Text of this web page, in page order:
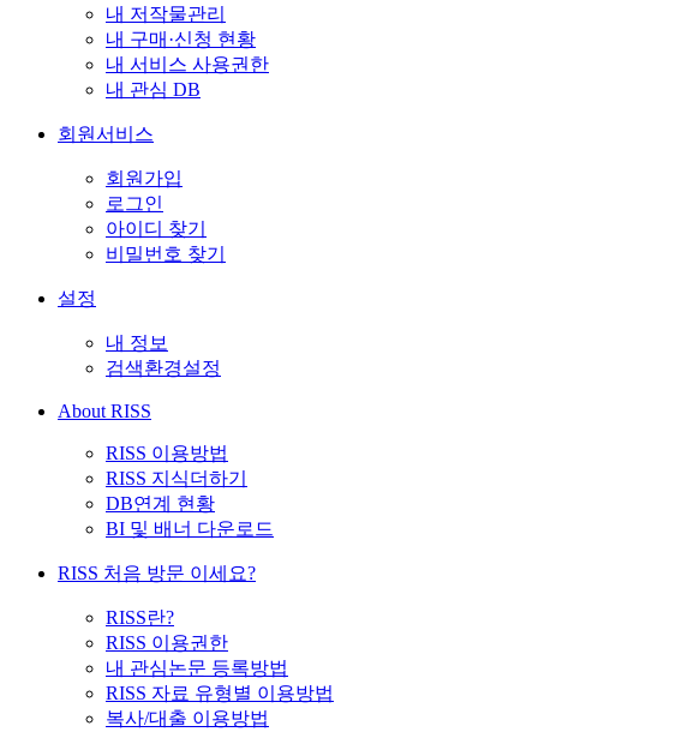
내 저작물관리
내 구매·신청 현황
내 서비스 사용권한
내 관심 DB
회원서비스
회원가입
로그인
아이디 찾기
비밀번호 찾기
설정
내 정보
검색환경설정
About RISS
RISS 이용방법
RISS 지식더하기
DB연계 현황
BI 및 배너 다운로드
RISS 처음 방문 이세요?
RISS란?
RISS 이용권한
내 관심논문 등록방법
RISS 자료 유형별 이용방법
복사/대출 이용방법